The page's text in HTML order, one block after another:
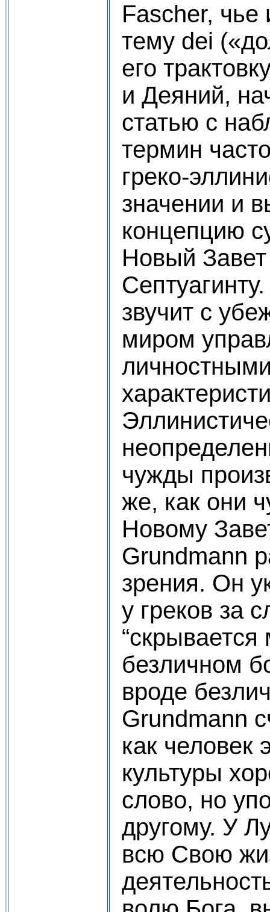
Fascher, чье
тему dei
его
и Деяний,
статью с
термин
греко-
значении и
концепцию
Новый Завет
звучит с
миром
чужды
же, как они
Новому
Grundmann
зрения. Он
у греков за
безличном
вроде
Grundmann
как человек
культуры
слово, но
другому. У
всю Свою